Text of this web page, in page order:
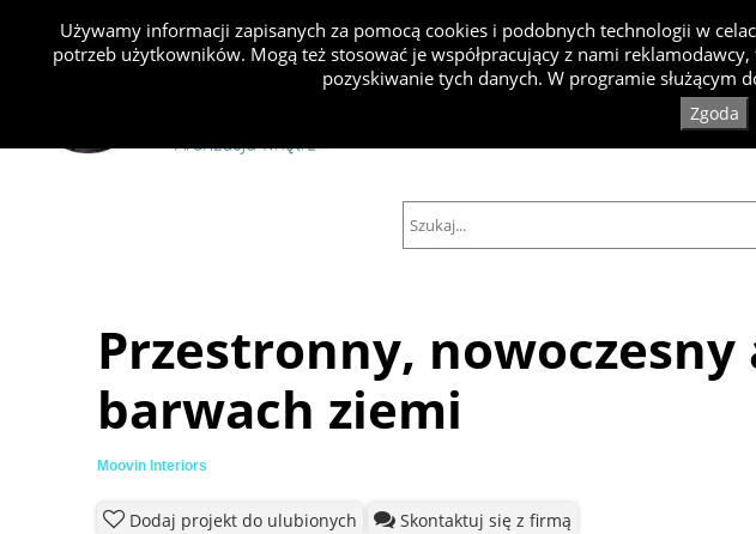
Projekty Inspiracje Artykuły
Przestronny,
barwach ziemi
Moovin Interiors
Dodaj projekt do ulubionych Skontaktuj się z firmą
Używamy informacji zapisanych za pomocą cookies i podobnych technologii w
potrzeb użytkowników. Mogą też stosować je współpracujący z nami
pozyskiwanie tych danych. W programie służącym
Zgoda